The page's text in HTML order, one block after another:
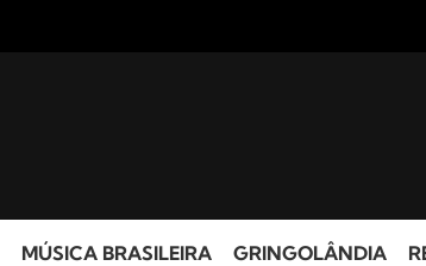
MÚSICA BRASILEIRA GRINGOLÂNDIA